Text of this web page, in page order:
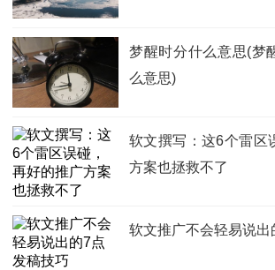
梦醒时分什么意思(梦
么意思)
软文撰写：这6个雷区
方案也拯救不了
软文推广不会轻易说出